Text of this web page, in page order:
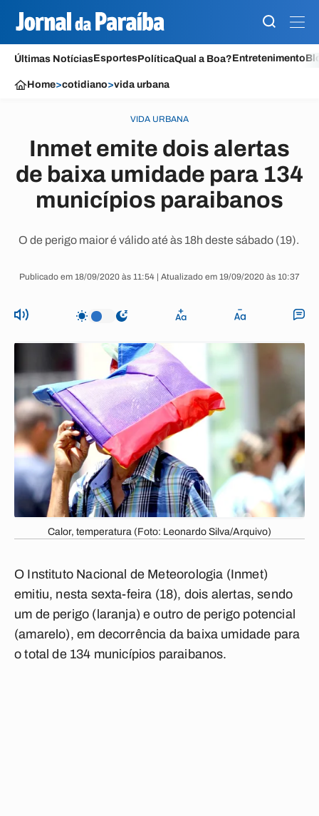
Últimas NotíciasEsportesPolíticaQual a Boa?Entretenimento
Home>cotidiano>vida urbana
VIDA URBANA
Inmet emite dois alertas
de baixa umidade para 134
municípios paraibanos
O de perigo maior é válido até às 18h deste sábado (19).
Publicado em 18/09/2020 às 11:54 | Atualizado em 19/09/2020 às 10:37
Calor, temperatura (Foto: Leonardo Silva/Arquivo)
O Instituto Nacional de Meteorologia (Inmet)
emitiu, nesta sexta-feira (18), dois alertas, sendo
um de perigo (laranja) e outro de perigo potencial
(amarelo), em decorrência da baixa umidade para
o total de 134 municípios paraibanos.